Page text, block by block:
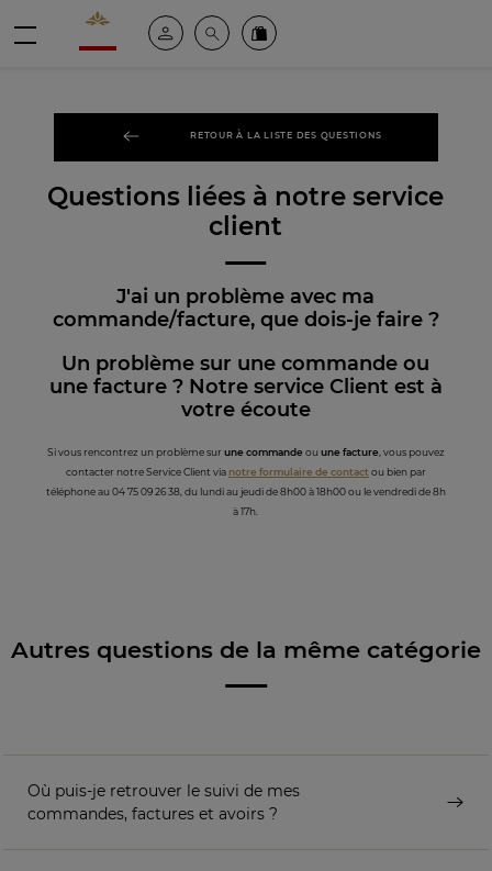
Valrhona - Imaginons le meilleur du chocolat
Espace clientRechercheCommandez en ligne
RETOUR À LA LISTE DES QUESTIONS
Questions liées à notre service
client
J'ai un problème avec ma
commande/facture, que dois-je faire ?
Un problème sur une commande ou
une facture ? Notre service Client est à
votre écoute
Si vous rencontrez un problème sur une commandeou une facture, vous pouvez
contacter notre Service Client vianotre formulaire de contactou bien par
téléphone au 04 75 09 26 38, du lundi au jeudi de 8h00 à 18h00 ou le vendredi de 8h
à 17h.
Autres questions de la même catégorie
Où puis-je retrouver le suivi de mes
commandes, factures et avoirs ?